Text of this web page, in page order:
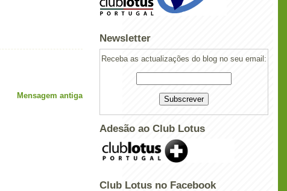
Mensagem antiga
Newsletter
Receba as actualizações do blog no seu email:
Adesão ao Club Lotus
Club Lotus no Facebook